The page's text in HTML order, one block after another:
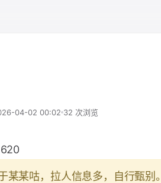
04-02 00:02 32 次浏览
某某咕，拉人信息多，自行甄别。